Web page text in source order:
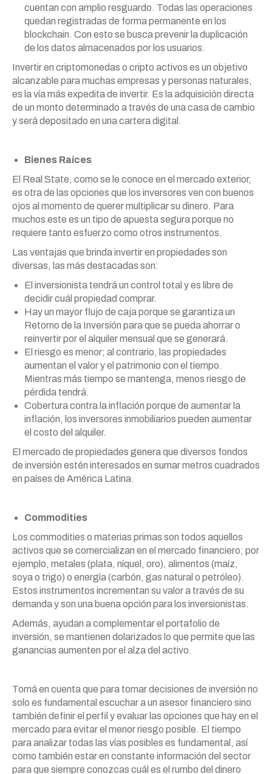
cuentan con amplio resguardo. Todas las operaciones
quedan registradas de forma permanente en los
blockchain. Con esto se busca prevenir la duplicación
de los datos almacenados por los usuarios.
Invertir en criptomonedas o cripto activos es un objetivo
alcanzable para muchas empresas y personas naturales,
es la vía más expedita de invertir. Es la adquisición directa
de un monto determinado a través de una casa de cambio
y será depositado en una cartera digital.
Bienes Raíces
El Real State, como se le conoce en el mercado exterior,
es otra de las opciones que los inversores ven con buenos
ojos al momento de querer multiplicar su dinero. Para
muchos este es un tipo de apuesta segura porque no
requiere tanto esfuerzo como otros instrumentos.
Las ventajas que brinda invertir en propiedades son
diversas, las más destacadas son:
El inversionista tendrá un control total y es libre de
decidir cuál propiedad comprar.
Hay un mayor flujo de caja porque se garantiza un
Retorno de la Inversión para que se pueda ahorrar o
reinvertir por el alquiler mensual que se generará.
El riesgo es menor; al contrario, las propiedades
aumentan el valor y el patrimonio con el tiempo.
Mientras más tiempo se mantenga, menos riesgo de
pérdida tendrá.
Cobertura contra la inflación porque de aumentar la
inflación, los inversores inmobiliarios pueden aumentar
el costo del alquiler.
El mercado de propiedades genera que diversos fondos
de inversión estén interesados en sumar metros cuadrados
en países de América Latina.
Commodities
Los commodities o materias primas son todos aquellos
activos que se comercializan en el mercado financiero; por
ejemplo, metales (plata, níquel, oro), alimentos (maíz,
soya o trigo) o energía (carbón, gas natural o petróleo).
Estos instrumentos incrementan su valor a través de su
demanda y son una buena opción para los inversionistas.
Además, ayudan a complementar el portafolio de
inversión, se mantienen dolarizados lo que permite que las
ganancias aumenten por el alza del activo.
Tomá en cuenta que para tomar decisiones de inversión no
solo es fundamental escuchar a un asesor financiero sino
también definir el perfil y evaluar las opciones que hay en el
mercado para evitar el menor riesgo posible. El tiempo
para analizar todas las vías posibles es fundamental, así
como también estar en constante información del sector
para que siempre conozcas cuál es el rumbo del dinero